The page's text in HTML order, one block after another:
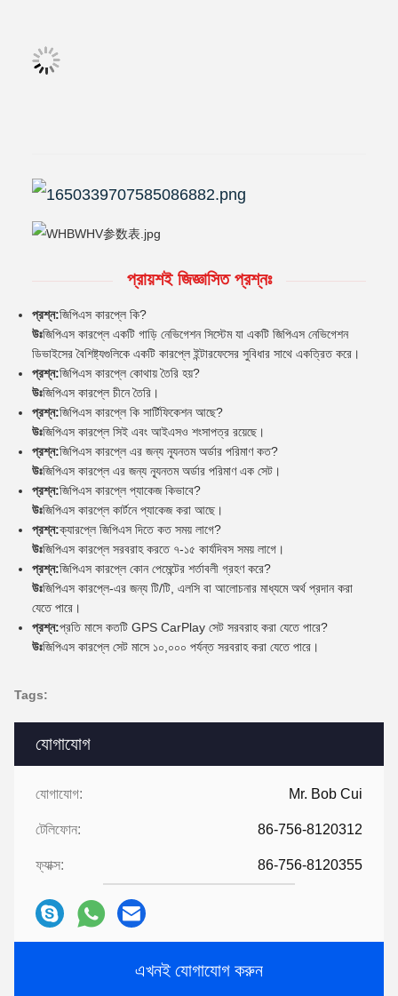
যোগাযোগ
যোগাযোগ: Mr. Bob Cui
টেলিফোন: 86-756-8120312
ফ্যাক্স: 86-756-8120355
এখনই যোগাযোগ করুন
প্রায়শই জিজ্ঞাসিত প্রশ্নঃ
প্রশ্ন:জিপিএস কারপ্লে কি?
উঃজিপিএস কারপ্লে একটি গাড়ি নেভিগেশন সিস্টেম যা একটি জিপিএস নেভিগেশন
ডিভাইসের বৈশিষ্ট্যগুলিকে একটি কারপ্লে ইন্টারফেসের সুবিধার সাথে একত্রিত করে।
প্রশ্ন:জিপিএস কারপ্লে কোথায় তৈরি হয়?
উঃজিপিএস কারপ্লে চীনে তৈরি।
প্রশ্ন:জিপিএস কারপ্লে কি সার্টিফিকেশন আছে?
উঃজিপিএস কারপ্লে সিই এবং আইএসও শংসাপত্র রয়েছে।
প্রশ্ন:জিপিএস কারপ্লে এর জন্য ন্যূনতম অর্ডার পরিমাণ কত?
উঃজিপিএস কারপ্লে এর জন্য ন্যূনতম অর্ডার পরিমাণ এক সেট।
প্রশ্ন:জিপিএস কারপ্লে প্যাকেজ কিভাবে?
উঃজিপিএস কারপ্লে কার্টনে প্যাকেজ করা আছে।
প্রশ্ন:ক্যারপ্লে জিপিএস দিতে কত সময় লাগে?
উঃজিপিএস কারপ্লে সরবরাহ করতে ৭-১৫ কার্যদিবস সময় লাগে।
প্রশ্ন:জিপিএস কারপ্লে কোন পেমেন্টের শর্তাবলী গ্রহণ করে?
উঃজিপিএস কারপ্লে-এর জন্য টি/টি, এলসি বা আলোচনার মাধ্যমে অর্থ প্রদান করা
যেতে পারে।
প্রশ্ন:প্রতি মাসে কতটি GPS CarPlay সেট সরবরাহ করা যেতে পারে?
উঃজিপিএস কারপ্লে সেট মাসে ১০,০০০ পর্যন্ত সরবরাহ করা যেতে পারে।
Tags: